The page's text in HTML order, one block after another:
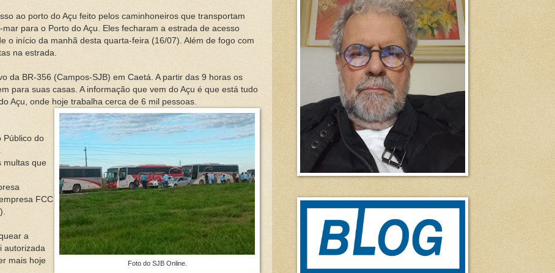
ao porto do Açu feito pelos caminhoneiros que transportam
para o Porto do Açu. Eles fecharam a estrada de acesso
o início da manhã desta quarta-feira (16/07). Além de fogo com
na estrada.
da BR-356 (Campos-SJB) em Caetá. A partir das 9 horas os
para suas casas. A informação que vem do Açu é que está tudo
Açu, onde hoje trabalha cerca de 6 mil pessoas.
Foto do SJB Online.
Público do
multas que
FCC
a
autorizada
mais hoje